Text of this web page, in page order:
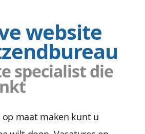
website
specialist die
maat maken kunt u